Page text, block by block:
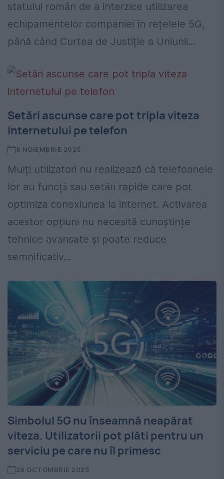
statului român de a interzice utilizarea
echipamentelor companiei în rețelele 5G,
până când Curtea de Justiție a Uniunii...
Setări ascunse care pot tripla viteza
internetului pe telefon
8 NOIEMBRIE 2025
Mulți utilizatori nu realizează că telefoanele
lor au funcții sau setări rapide care pot
optimiza conexiunea la internet. Activarea
acestor opțiuni nu necesită cunoștințe
tehnice avansate și poate reduce
semnificativ...
Simbolul 5G nu înseamnă neapărat
viteza. Utilizatorii pot plăti pentru un
serviciu pe care nu îl primesc
28 OCTOMBRIE 2025